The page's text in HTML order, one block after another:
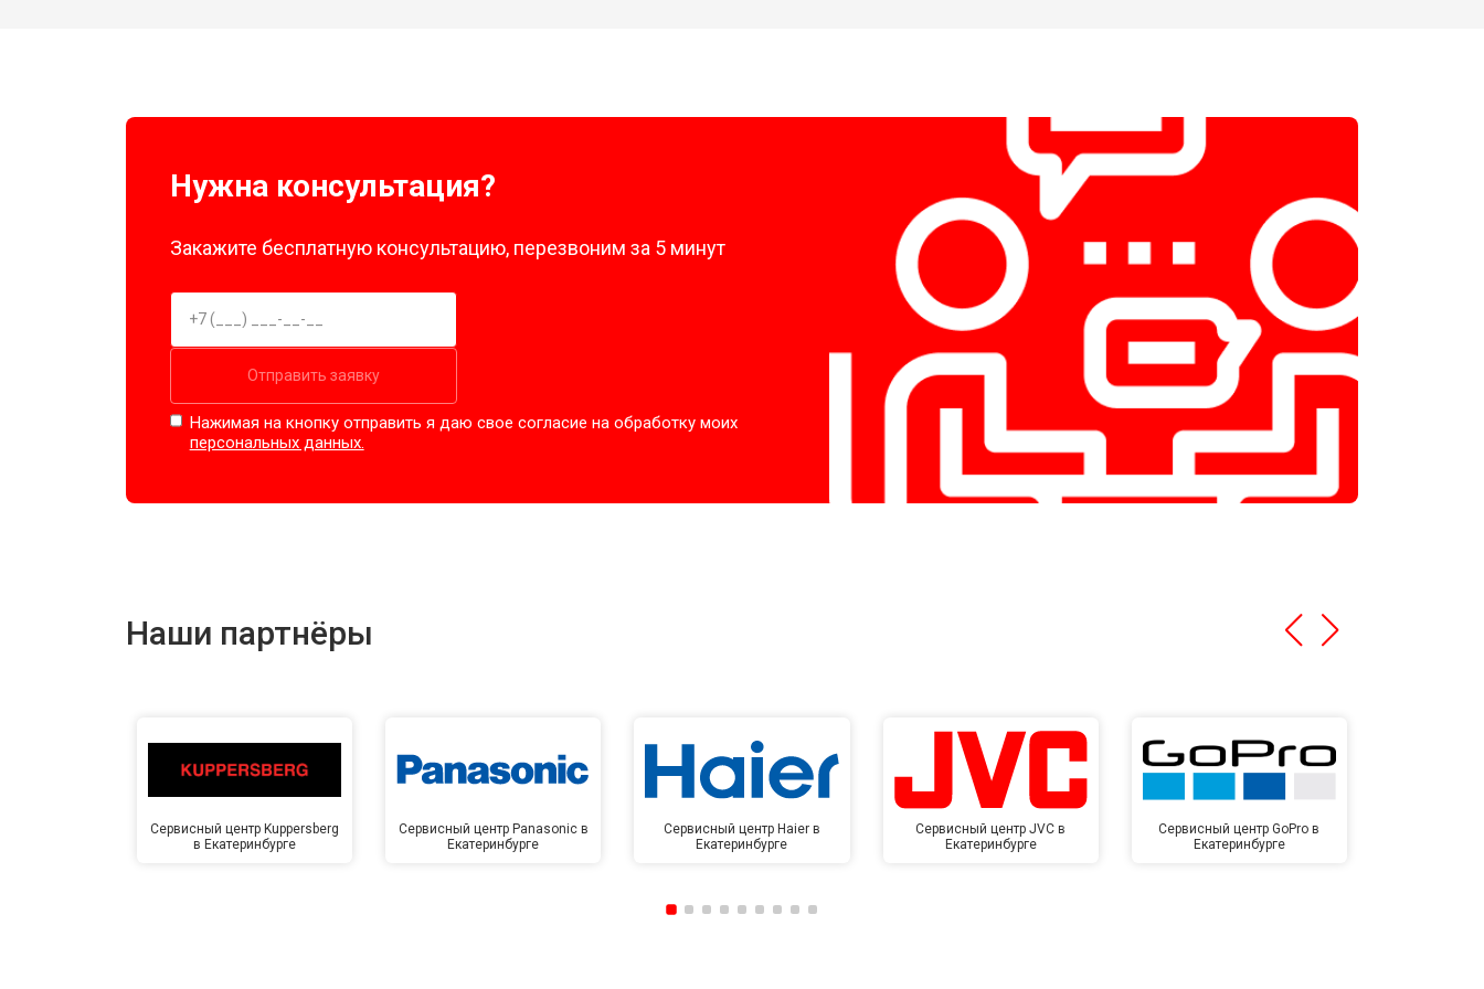
Нужна консультация?
Закажите бесплатную консультацию, перезвоним за 5 минут
Отправить заявку
Нажимая на кнопку отправить я даю свое согласие на обработку моих
персональных данных.
Наши партнёры
Сервисный центр Kuppersberg
в Екатеринбурге
Сервисный центр Panasonic в
Екатеринбурге
Сервисный центр Haier в
Екатеринбурге
Сервисный центр JVC в
Екатеринбурге
Сервисный центр GoPro в
Екатеринбурге